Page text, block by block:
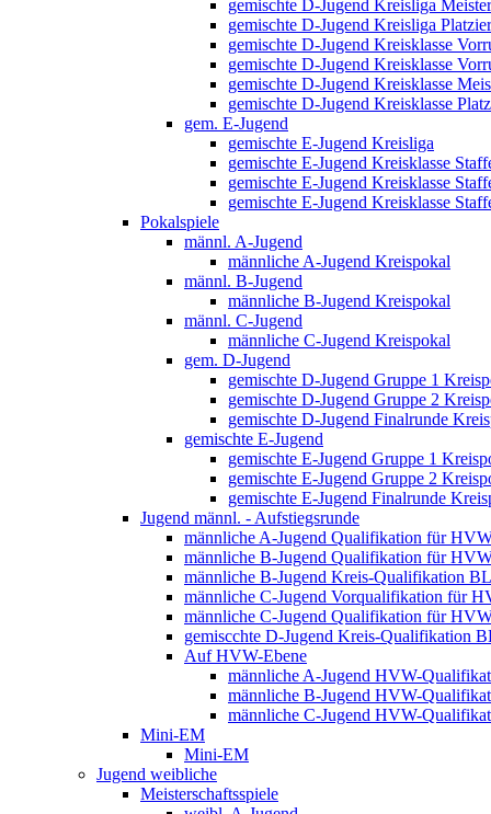
gemischte D-Jugend Kreisliga
gemischte D-Jugend Kreisliga
gemischte D-Jugend Kreisklasse
gemischte D-Jugend Kreisklasse
gemischte D-Jugend Kreisklasse
gemischte D-Jugend Kreisklasse
gem. E-Jugend
gemischte E-Jugend Kreisliga
gemischte E-Jugend Kreisklasse
gemischte E-Jugend Kreisklasse
gemischte E-Jugend Kreisklasse
Pokalspiele
männl. A-Jugend
männliche A-Jugend Kreispokal
männl. B-Jugend
männliche B-Jugend Kreispokal
männl. C-Jugend
männliche C-Jugend Kreispokal
gem. D-Jugend
gemischte D-Jugend Gruppe 1
gemischte D-Jugend Gruppe 2
gemischte D-Jugend Finalrunde
gemischte E-Jugend
gemischte E-Jugend Gruppe 1
gemischte E-Jugend Gruppe 2
gemischte E-Jugend Finalrunde
Jugend männl. - Aufstiegsrunde
männliche A-Jugend Qualifikation für
männliche B-Jugend Qualifikation für
männliche B-Jugend Kreis-Qualifikation
männliche C-Jugend Vorqualifikation für
männliche C-Jugend Qualifikation für
gemiscchte D-Jugend Kreis-Qualifikation
Auf HVW-Ebene
männliche A-Jugend HVW-
männliche B-Jugend HVW-
männliche C-Jugend HVW-
Mini-EM
Mini-EM
Jugend weibliche
Meisterschaftsspiele